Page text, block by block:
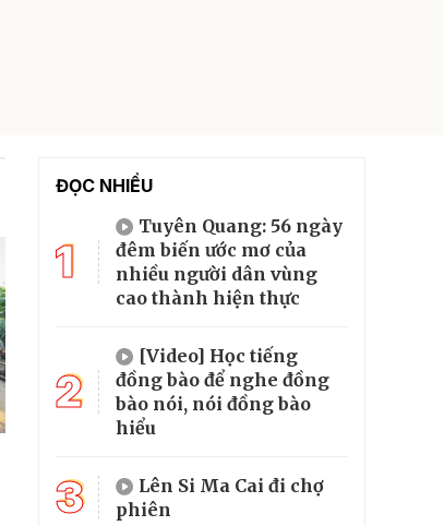
ĐỌC NHIỀU
1
Tuyên Quang: 56 ngày
đêm biến ước mơ của
nhiều người dân vùng
cao thành hiện thực
2
[Video] Học tiếng
đồng bào để nghe đồng
bào nói, nói đồng bào
hiểu
3
Lên Si Ma Cai đi chợ
phiên